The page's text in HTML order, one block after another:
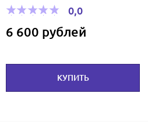
0,0
6 600 рублей
КУПИТЬ